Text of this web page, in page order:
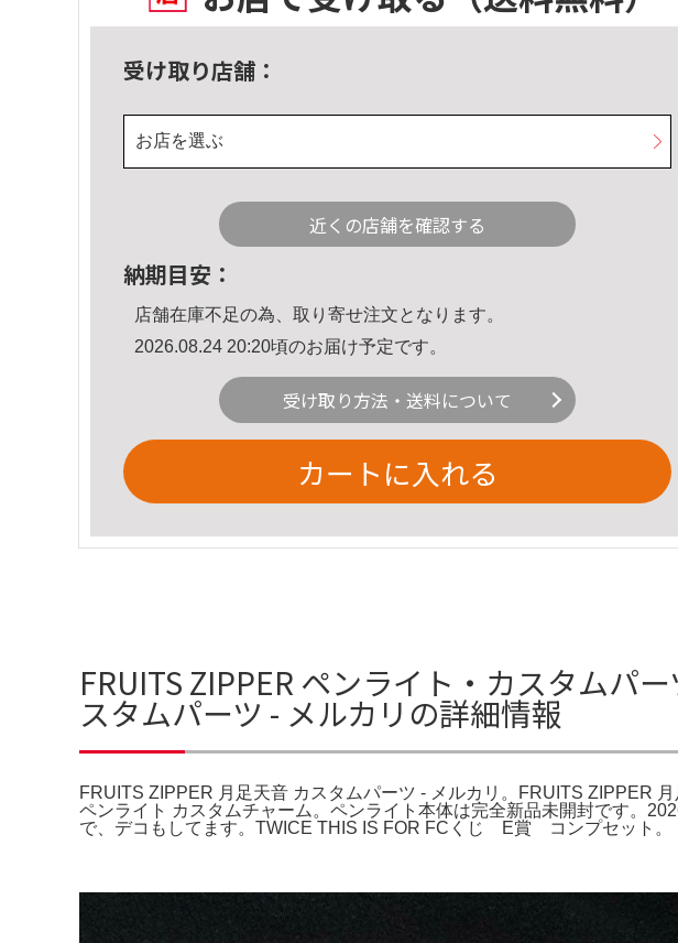
受け取り店舗：
お店を選ぶ
近くの店舗を確認する
納期目安：
店舗在庫不足の為、取り寄せ注文となります。
2026.08.24 20:20頃のお届け予定です。
受け取り方法・送料について
カートに入れる
FRUITS ZIPPER ペンライト・カスタムパ
スタムパーツ - メルカリの詳細情報
FRUITS ZIPPER 月足天音 カスタムパーツ - メルカリ。FRUITS ZIPPER
ペンライト カスタムチャーム。ペンライト本体は完全新品未開封です。
で、デコもしてます。TWICE THIS IS FOR FCくじ E賞 コンプセット。